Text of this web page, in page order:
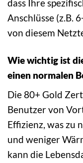
dass Ihre
Anschlüsse (z.B.
von diesem
Wie wichtig ist
einen normalen
Die 80+ Gold
Benutzer von
Effizienz, was zu
und weniger
kann die